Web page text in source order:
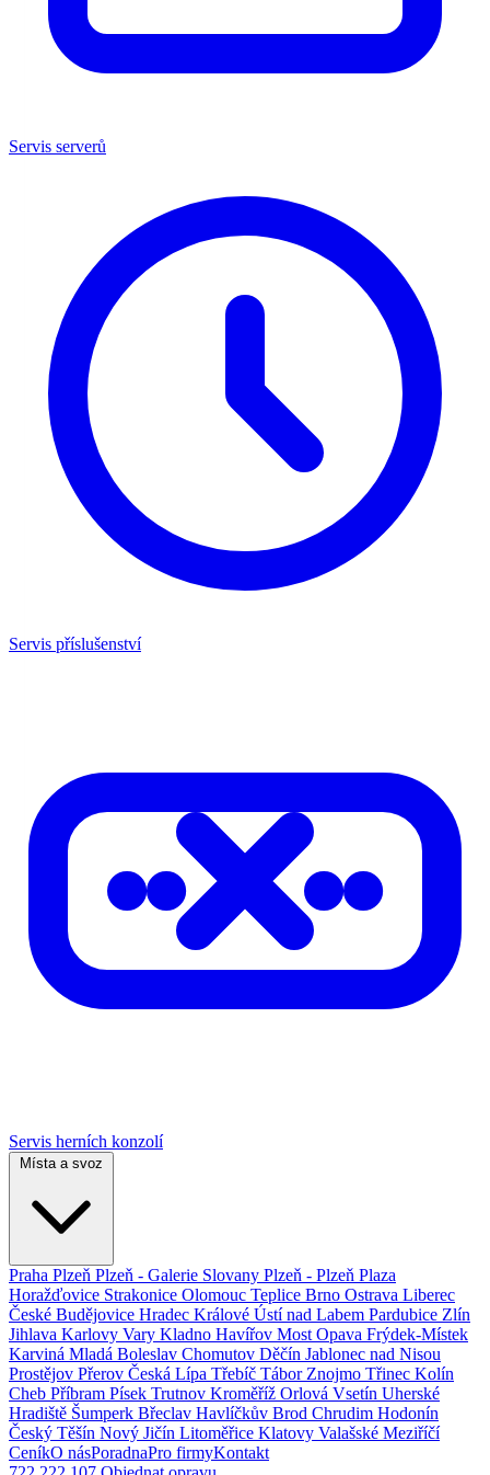
Servis serverů
Servis příslušenství
Servis herních konzolí
Místa a svoz
Praha Plzeň Plzeň - Galerie Slovany Plzeň - Plzeň Plaza
Horažďovice Strakonice Olomouc Teplice Brno Ostrava Liberec
České Budějovice Hradec Králové Ústí nad Labem Pardubice Zlín
Jihlava Karlovy Vary Kladno Havířov Most Opava Frýdek-Místek
Karviná Mladá Boleslav Chomutov Děčín Jablonec nad Nisou
Prostějov Přerov Česká Lípa Třebíč Tábor Znojmo Třinec Kolín
Cheb Příbram Písek Trutnov Kroměříž Orlová Vsetín Uherské
Hradiště Šumperk Břeclav Havlíčkův Brod Chrudim Hodonín
Český Těšín Nový Jičín Litoměřice Klatovy Valašské Meziříčí
CeníkO násPoradnaPro firmyKontakt